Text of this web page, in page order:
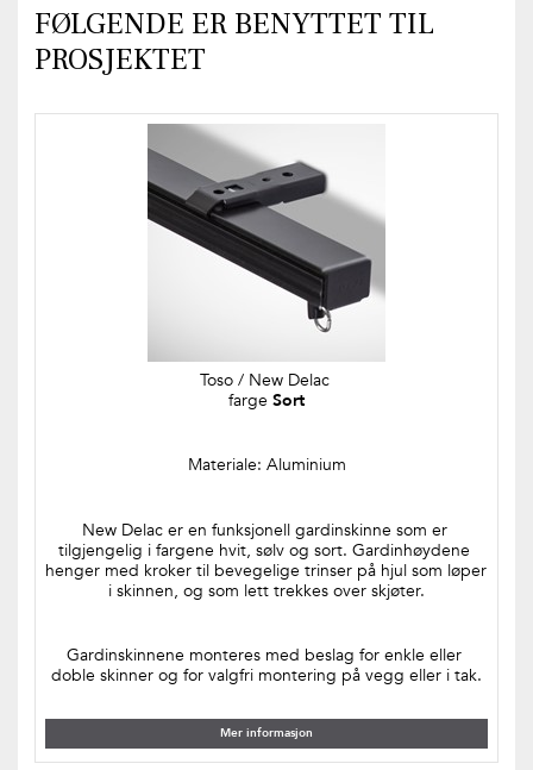
FØLGENDE ER BENYTTET TIL
PROSJEKTET
Toso / New Delac
farge Sort
Materiale: Aluminium
New Delac er en funksjonell gardinskinne som er
tilgjengelig i fargene hvit, sølv og sort. Gardinhøydene
henger med kroker til bevegelige trinser på hjul som løper
i skinnen, og som lett trekkes over skjøter.
Gardinskinnene monteres med beslag for enkle eller
doble skinner og for valgfri montering på vegg eller i tak.
Mer informasjon